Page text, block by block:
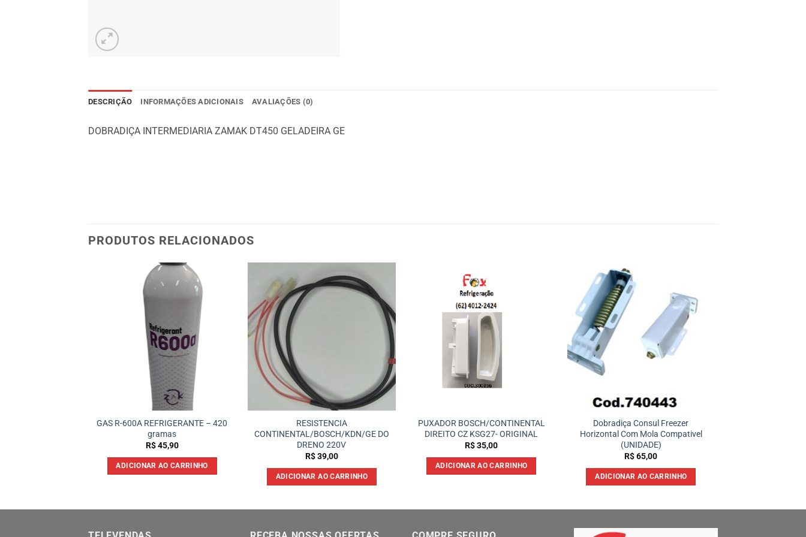
DESCRIÇÃO INFORMAÇÕES ADICIONAIS AVALIAÇÕES (0)
DOBRADIÇA INTERMEDIARIA ZAMAK DT450 GELADEIRA GE
PRODUTOS RELACIONADOS
GAS R-600A REFRIGERANTE – 420
gramas
R$45,90
ADICIONAR AO CARRINHO
RESISTENCIA
CONTINENTAL/BOSCH/KDN/GE DO
DRENO 220V
R$39,00
ADICIONAR AO CARRINHO
PUXADOR BOSCH/CONTINENTAL
DIREITO CZ KSG27- ORIGINAL
R$35,00
ADICIONAR AO CARRINHO
Dobradiça Consul Freezer
Horizontal Com Mola Compativel
(UNIDADE)
R$65,00
ADICIONAR AO CARRINHO